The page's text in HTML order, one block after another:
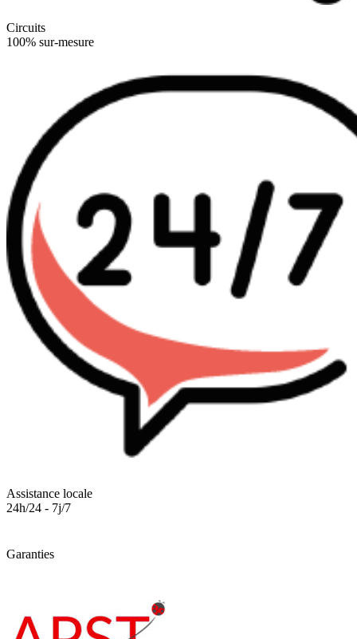
Circuits
100% sur-mesure
Assistance locale
24h/24 - 7j/7
Garanties